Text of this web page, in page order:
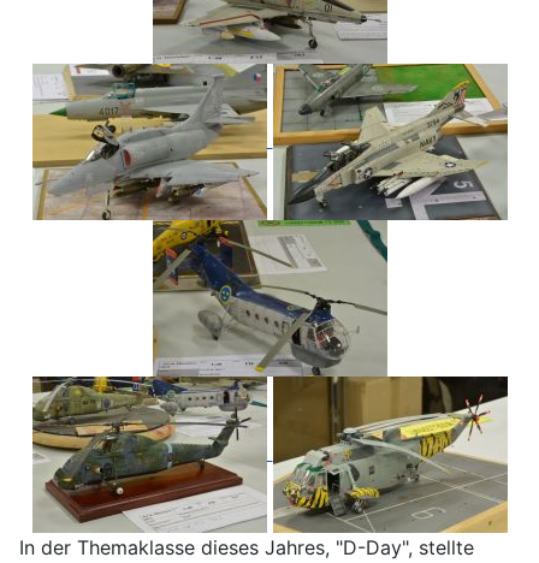
In der Themaklasse dieses Jahres, "D-Day", stellte